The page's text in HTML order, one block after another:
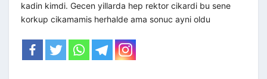
kadin kimdi. Gecen yillarda hep rektor cikardi bu sene
korkup cikamamis herhalde ama sonuc ayni oldu